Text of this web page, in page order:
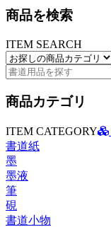
商品を検索
ITEM SEARCH
商品カテゴリ
ITEM CATEGORY
書道紙
墨
墨液
筆
硯
書道小物